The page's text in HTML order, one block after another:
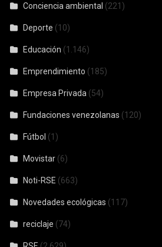
Conciencia ambiental (221)
Deporte (10)
Educación (1.146)
Emprendimiento (185)
Empresa Privada (54)
Fundaciones venezolanas (120)
Fútbol (1)
Movistar (6)
Noti-RSE (663)
Novedades ecológicas (117)
reciclaje (74)